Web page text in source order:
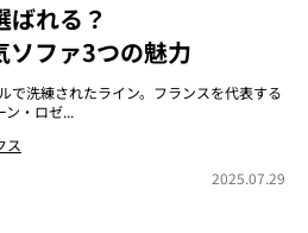
ばれる？
ソファ3つの魅力
で洗練されたライン。フランスを代表する
・ロゼ...
ス
2025.07.29